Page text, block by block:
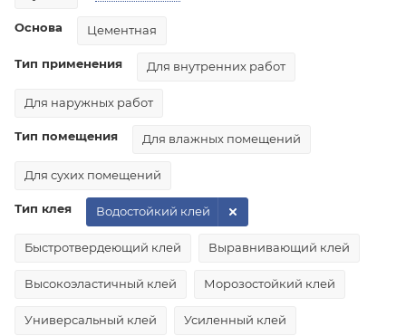
Основа Цементная
Тип применения Для внутренних работ
Для наружных работ
Тип помещения Для влажных помещений
Для сухих помещений
Тип клея
Быстротвердеющий клей
Водостойкий клей
Выравнивающий клей
Высокоэластичный клей Морозостойкий клей
Универсальный клей Усиленный клей